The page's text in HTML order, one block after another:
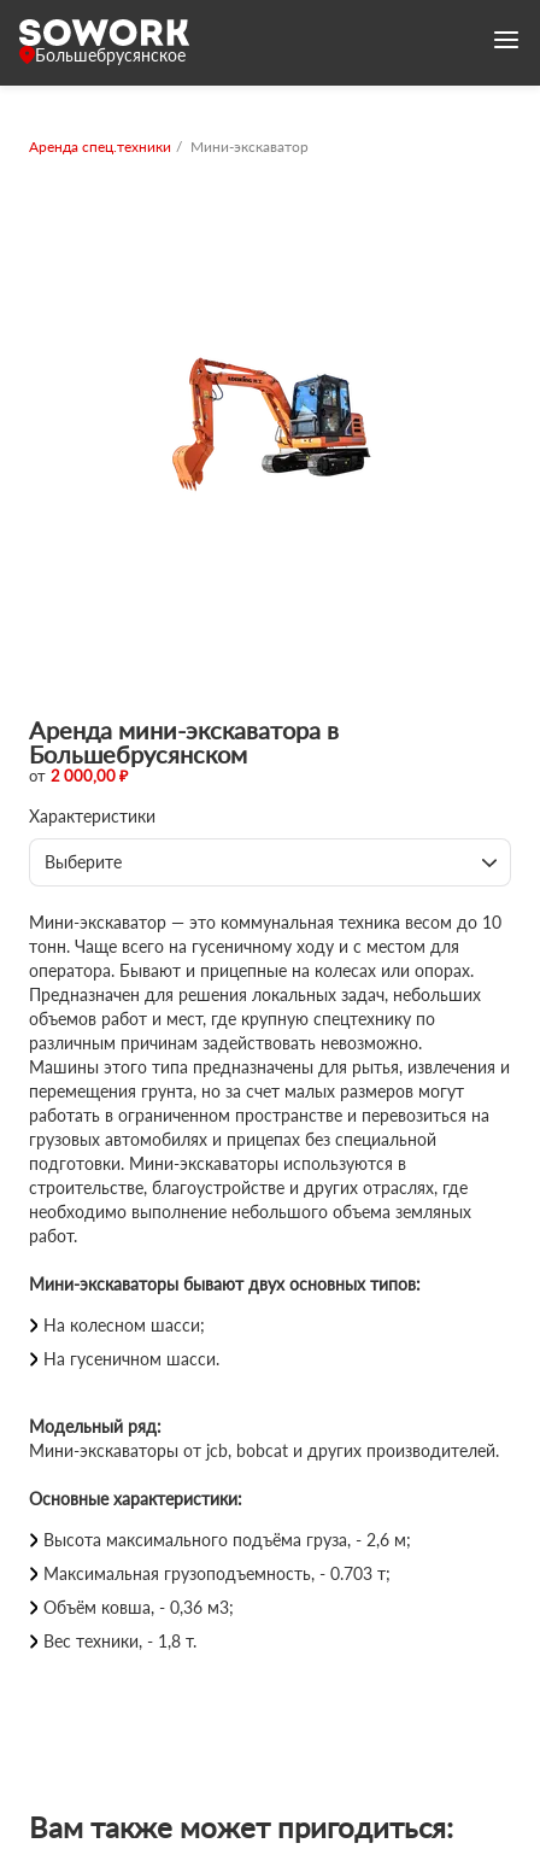
Большебрусянское
Аренда спец.техники Мини-экскаватор
Аренда мини-экскаватора в
Большебрусянском
от 2 000,00 ₽
Характеристики
Выберите
Мини-экскаватор — это коммунальная техника весом до 10
тонн. Чаще всего на гусеничному ходу и с местом для
оператора. Бывают и прицепные на колесах или опорах.
Предназначен для решения локальных задач, небольших
объемов работ и мест, где крупную спецтехнику по
различным причинам задействовать невозможно.
Машины этого типа предназначены для рытья, извлечения и
перемещения грунта, но за счет малых размеров могут
работать в ограниченном пространстве и перевозиться на
грузовых автомобилях и прицепах без специальной
подготовки. Мини-экскаваторы используются в
строительстве, благоустройстве и других отраслях, где
необходимо выполнение небольшого объема земляных
работ.
Мини-экскаваторы бывают двух основных типов:
На колесном шасси;
На гусеничном шасси.
Модельный ряд:
Мини-экскаваторы от jcb, bobcat и других производителей.
Основные характеристики:
Высота максимального подъёма груза, - 2,6 м;
Максимальная грузоподъемность, - 0.703 т;
Объём ковша, - 0,36 м3;
Вес техники, - 1,8 т.
Вам также может пригодиться: